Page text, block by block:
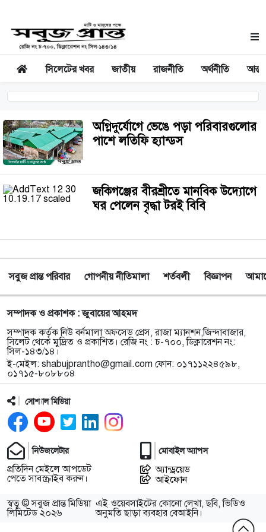
সিলেটের খবর জাতীয় রাজনীতি অর্থনীতি
অগ্নিদুর্যোগে ভেঙে পড়া পরিবারগুলোর
পাশে লতিফি হ্যান্ডস
জকিগঞ্জের বীরশ্রীতে মানবিক উদ্যোগে
ঘর পেলেন বৃদ্ধা টরই বিবি
সবুজ প্রান্ত পরিবার গোপনীয় নীতিমালা শর্তবলী বিজ্ঞাপন
সম্পাদক ও প্রকাশক : জুবায়ের আহমদ
সম্পাদক কর্তৃক নিউ বর্নমালা অফসেড প্রেস, রাজা ম্যানশন,জিন্দাবাজার,
সিলেট থেকে মুদ্রিত ও প্রকাশিত। রেজি নং : চ-৭০০, ডিক্লারেশন নং:
সিল-১৪৩/১৪।
ই-মেইল: shabujprantho@gmail.com ফোন: ০১৭১১২২৪৫৯৮,
০১৭১৫-৮০৮৮০৪
সোশ্যাল মিডিয়া
নিউজলেটার
প্রতিদিন মেইলে আপডেট
পেতে সাবস্ক্রাইব করুন।
মোবাইল অ্যাপস
অ্যান্ড্রয়েড
আইফোন
স্বত্ব © সবুজ প্রান্ত মিডিয়া
লিমিটেড ২০২৬
এই ওয়েবসাইটের কোনো লেখা, ছবি, ভিডিও
অনুমতি ছাড়া ব্যবহার বেআইনি।